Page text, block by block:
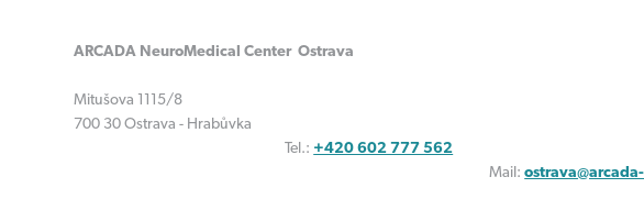
ARCADA NeuroMedical Center Ostrava
Mitušova 1115/8
700 30
Tel.: +420 602 777 562
Mail: